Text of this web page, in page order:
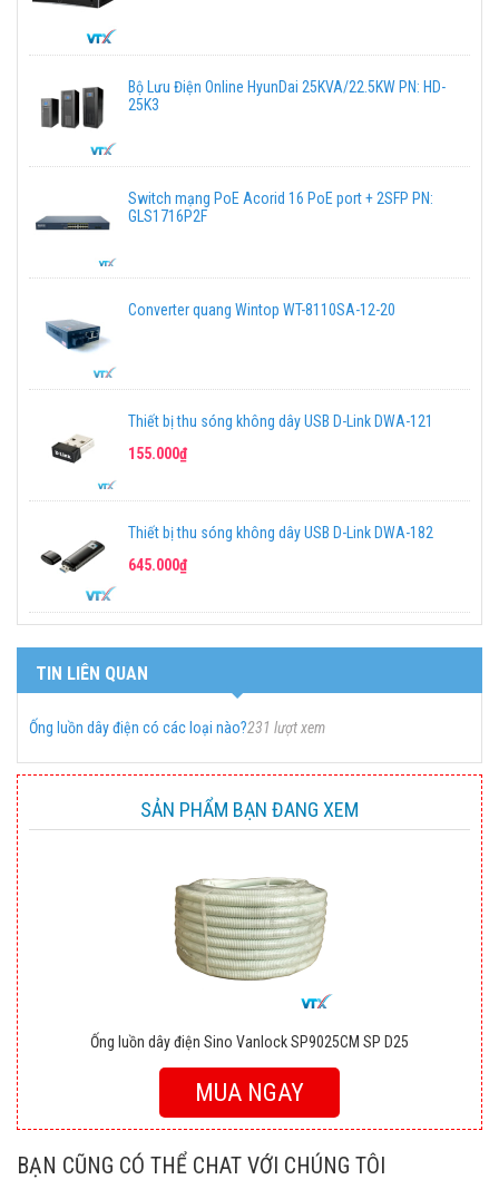
Bộ Lưu Điện Online HyunDai 25KVA/22.5KW PN: HD-
25K3
Switch mạng PoE Acorid 16 PoE port + 2SFP PN:
GLS1716P2F
Converter quang Wintop WT-8110SA-12-20
Thiết bị thu sóng không dây USB D-Link DWA-121
155.000₫
Thiết bị thu sóng không dây USB D-Link DWA-182
645.000₫
TIN LIÊN QUAN
Ống luồn dây điện có các loại nào?231 lượt xem
SẢN PHẨM BẠN ĐANG XEM
Ống luồn dây điện Sino Vanlock SP9025CM SP D25
MUA NGAY
BẠN CŨNG CÓ THỂ CHAT VỚI CHÚNG TÔI